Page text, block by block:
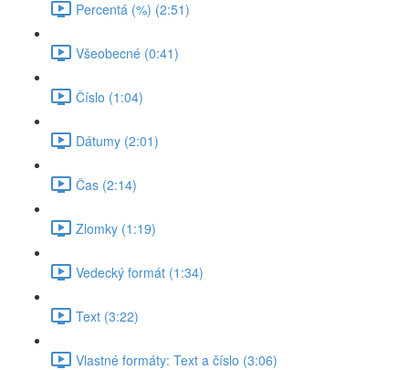
Percentá (%) (2:51)
Všeobecné (0:41)
Číslo (1:04)
Dátumy (2:01)
Čas (2:14)
Zlomky (1:19)
Vedecký formát (1:34)
Text (3:22)
Vlastné formáty: Text a číslo (3:06)